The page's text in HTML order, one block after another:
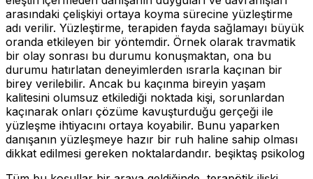
arasındaki çelişkiyi ortaya koyma sürecine yüzleştirme
adı verilir. Yüzleştirme, terapiden fayda sağlamayı büyük
oranda etkileyen bir yöntemdir. Örnek olarak travmatik
bir olay sonrası bu durumu konuşmaktan, ona bu
durumu hatırlatan deneyimlerden ısrarla kaçınan bir
birey verilebilir. Ancak bu kaçınma bireyin yaşam
kalitesini olumsuz etkilediği noktada kişi, sorunlardan
kaçınarak onları çözüme kavuşturduğu gerçeği ile
yüzleşme ihtiyacını ortaya koyabilir. Bunu yaparken
danışanın yüzleşmeye hazır bir ruh haline sahip olması
dikkat edilmesi gereken noktalardandır. beşiktaş psikolog